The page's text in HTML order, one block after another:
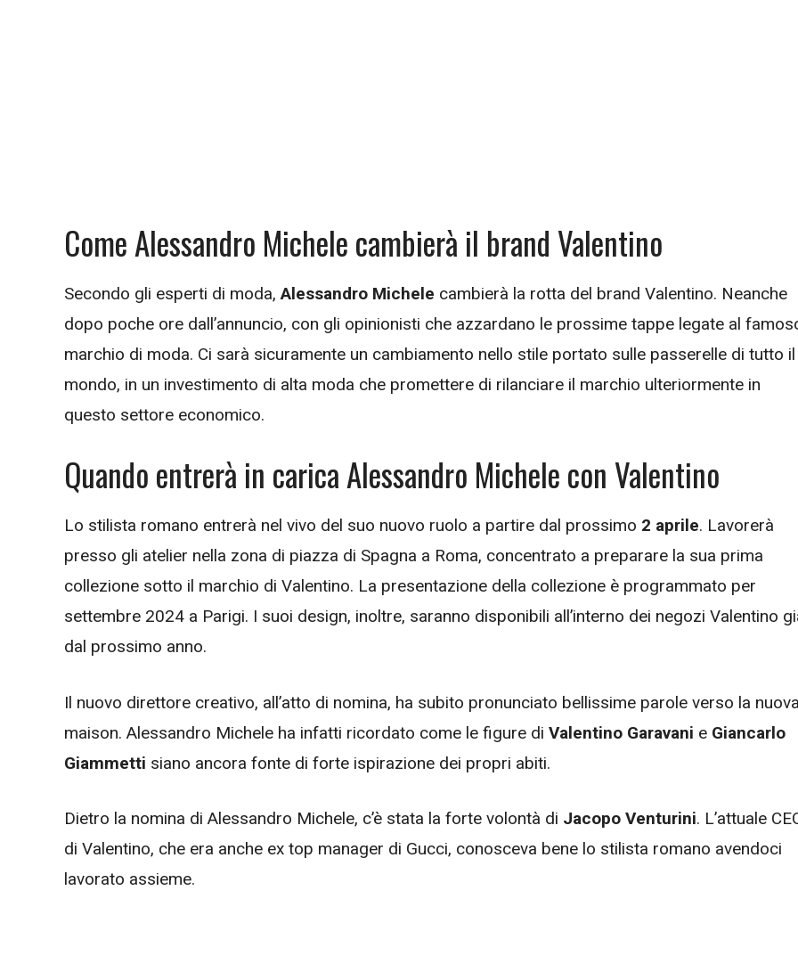
Come Alessandro Michele cambierà il brand Valentino
Secondo gli esperti di moda, Alessandro Michele cambierà la rotta del brand Valentino. Neanche
dopo poche ore dall’annuncio, con gli opinionisti che azzardano le prossime tappe legate al
marchio di moda. Ci sarà sicuramente un cambiamento nello stile portato sulle passerelle di tutto il
mondo, in un investimento di alta moda che promettere di rilanciare il marchio ulteriormente in
questo settore economico.
Quando entrerà in carica Alessandro Michele con Valentino
Lo stilista romano entrerà nel vivo del suo nuovo ruolo a partire dal prossimo 2 aprile. Lavorerà
presso gli atelier nella zona di piazza di Spagna a Roma, concentrato a preparare la sua prima
collezione sotto il marchio di Valentino. La presentazione della collezione è programmato per
settembre 2024 a Parigi. I suoi design, inoltre, saranno disponibili all’interno dei negozi Valentino
dal prossimo anno.
Il nuovo direttore creativo, all’atto di nomina, ha subito pronunciato bellissime parole verso la
maison. Alessandro Michele ha infatti ricordato come le figure di Valentino Garavani e Giancarlo
Giammetti siano ancora fonte di forte ispirazione dei propri abiti.
Dietro la nomina di Alessandro Michele, c’è stata la forte volontà di Jacopo Venturini. L’attuale
di Valentino, che era anche ex top manager di Gucci, conosceva bene lo stilista romano avendoci
lavorato assieme.